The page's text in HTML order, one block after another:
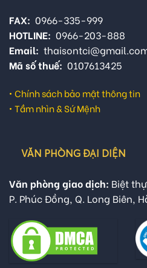
FAX: 0966-335-999
HOTLINE: 0966-203-888
Email:
Mã số thuế: 0107613425
• Chính sách bảo mật thông tin
• Tầm nhìn & Sứ Mệnh
VĂN PHÒNG ĐẠI DIỆN
Văn phòng giao dịch: Biệt
P. Phúc Đồng, Q. Long Biên,